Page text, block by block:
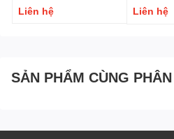
Liên hệ
Liên hệ
SẢN PHẨM CÙNG